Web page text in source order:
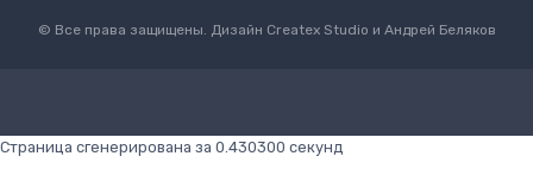
© Все права защищены. Дизайн Createx Studio и Андрей Беляков
Страница сгенерирована за 0.430300 секунд